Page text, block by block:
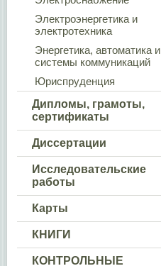
Электроэнергетика и
электротехника
Энергетика, автоматика и
системы коммуникаций
Юриспруденция
Дипломы, грамоты,
сертификаты
Диссертации
Исследовательские
работы
Карты
КНИГИ
КОНТРОЛЬНЫЕ